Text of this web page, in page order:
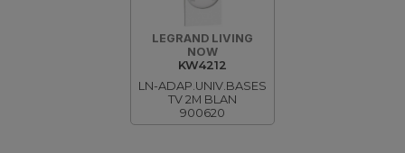
LEGRAND LIVING
NOW
KW4212
LN-ADAP.UNIV.BASES
TV 2M BLAN
900620